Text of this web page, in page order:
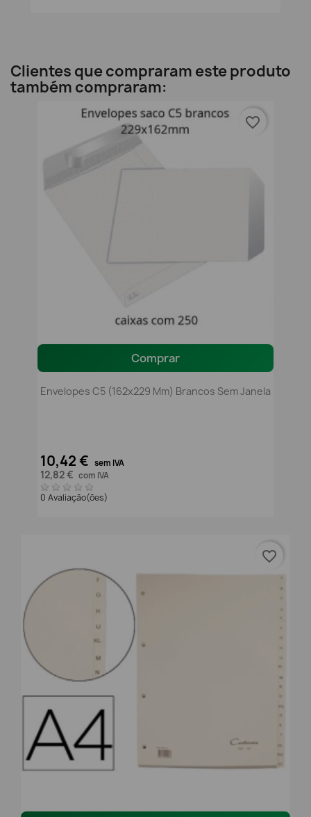
Clientes que compraram este produto
também compraram:
Comprar
Envelopes C5 (162x229 Mm) Brancos Sem Janela
10,42 € sem IVA
12,82 € com IVA
0 Avaliação(ões)
favorite_border
favorite_border